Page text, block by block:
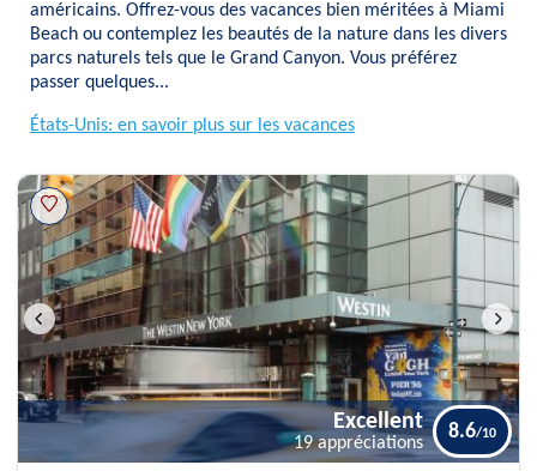
américains. Offrez-vous des vacances bien méritées à Miami
Beach ou contemplez les beautés de la nature dans les divers
parcs naturels tels que le Grand Canyon. Vous préférez
passer quelques...
États-Unis: en savoir plus sur les vacances
Excellent
19 appréciations
8.6